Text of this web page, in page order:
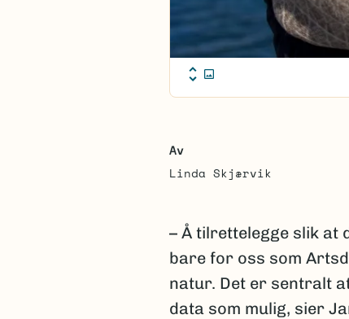
Av
Linda Skjærvik
– Å tilrettelegge slik at
bare for oss som
natur. Det er sentralt
data som mulig, sier